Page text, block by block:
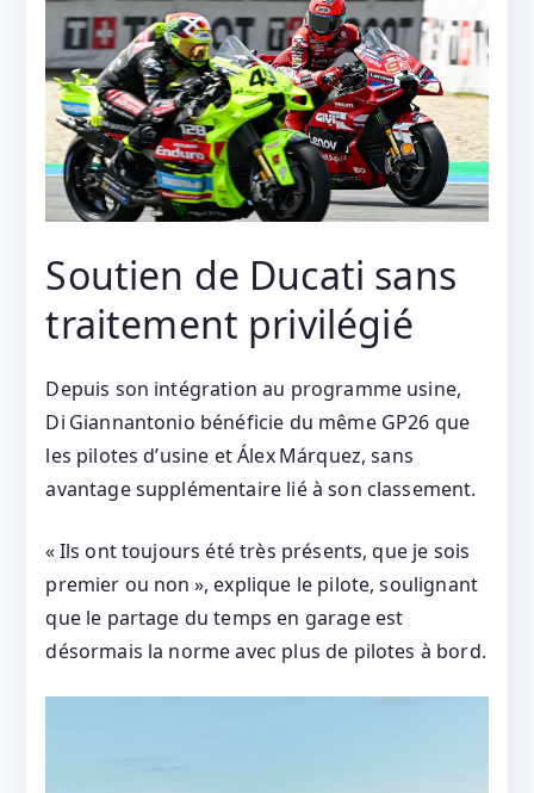
Soutien de Ducati sans
traitement privilégié
Depuis son intégration au programme usine,
Di Giannantonio bénéficie du même GP26 que
les pilotes d’usine et Álex Márquez, sans
avantage supplémentaire lié à son classement.
« Ils ont toujours été très présents, que je sois
premier ou non », explique le pilote, soulignant
que le partage du temps en garage est
désormais la norme avec plus de pilotes à bord.